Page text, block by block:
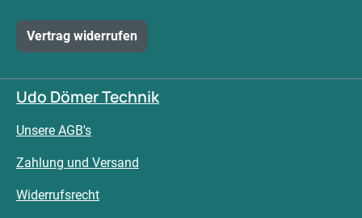
Vertrag widerrufen
Udo Dömer Technik
Unsere AGB's
Zahlung und Versand
Widerrufsrecht